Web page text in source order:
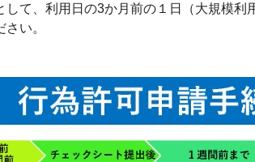
て、利用日の3か月前の１日（大規模
い。